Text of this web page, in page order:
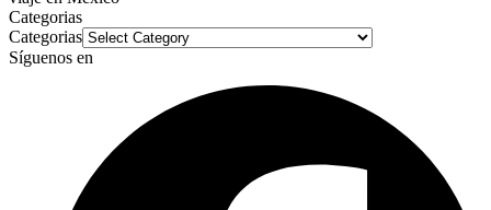
Categorias
Categorias
Síguenos en